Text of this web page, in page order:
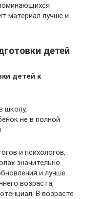
материал лучше и
детей
детей к
школу,
не в полной
и психологов,
значительно
и лучше
возраста,
В возрасте